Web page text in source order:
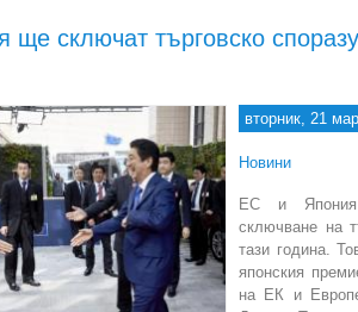
ще сключат търговско
вторник, 21
Новини
ЕС и Япония
сключване на
тази година.
японския
на ЕК и